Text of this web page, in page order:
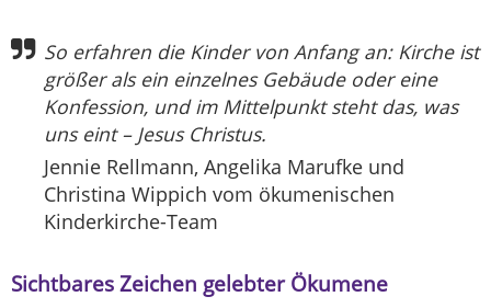
So erfahren die Kinder von Anfang an: Kirche ist
größer als ein einzelnes Gebäude oder eine
Konfession, und im Mittelpunkt steht das, was
uns eint – Jesus Christus.
Jennie Rellmann, Angelika Marufke und
Christina Wippich vom ökumenischen
Kinderkirche-Team
Sichtbares Zeichen gelebter Ökumene